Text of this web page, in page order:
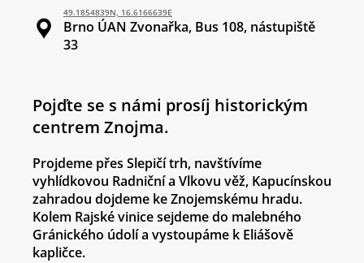
49.1854839N, 16.6166639E
Brno ÚAN Zvonařka, Bus 108, nástupiště
33
Pojďte se s námi prosíj historickým
centrem Znojma.
Projdeme přes Slepičí trh, navštívíme
vyhlídkovou Radniční a Vlkovu věž, Kapucínskou
zahradou dojdeme ke Znojemskému hradu.
Kolem Rajské vinice sejdeme do malebného
Gránického údolí a vystoupáme k Eliášově
kapličce.